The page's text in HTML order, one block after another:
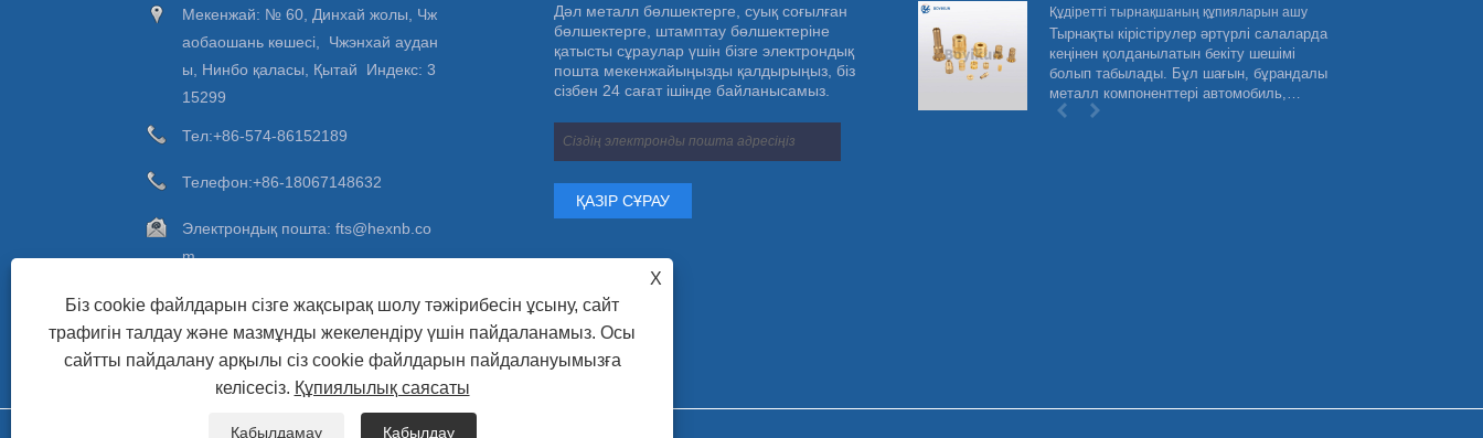
Мекенжай: № 60, Динхай жолы, Чж
аобаошань көшесі, Чжэнхай аудан
ы, Нинбо қаласы, Қытай Индекс: 3
15299
Тел:+86-574-86152189
Телефон:+86-18067148632
Электрондық пошта: fts@hexnb.co
m
Факс: +86-574-86157840
Дәл металл бөлшектерге, суық соғылған
бөлшектерге, штамптау бөлшектеріне
қатысты сұраулар үшін бізге электрондық
пошта мекенжайыңызды қалдырыңыз, біз
сізбен 24 сағат ішінде байланысамыз.
2024 жылы неміс аппараттық Кельн
халықаралық көрмесі
Біз Германияның Hardware Cologne
халықаралық көрмесіне қатыстық, бұл
біздің компаниямыздың күшін одан әрі
Құдіретті тырнақшаның құпияларын ашу
Тырнақты кірістірулер әртүрлі салаларда
кеңінен қолданылатын бекіту шешімі
болып табылады. Бұл шағын, бұрандалы
металл компоненттері автомобиль,
аэроғарыш, электроника және т.б. қоса
X
Біз cookie файлдарын сізге жақсырақ шолу тәжірибесін ұсыну, сайт
трафигін талдау және мазмұнды жекелендіру үшін пайдаланамыз. Осы
сайтты пайдалану арқылы сіз cookie файлдарын пайдалануымызға
келісесіз. Құпиялылық саясаты
Қабылдамау Қабылдау